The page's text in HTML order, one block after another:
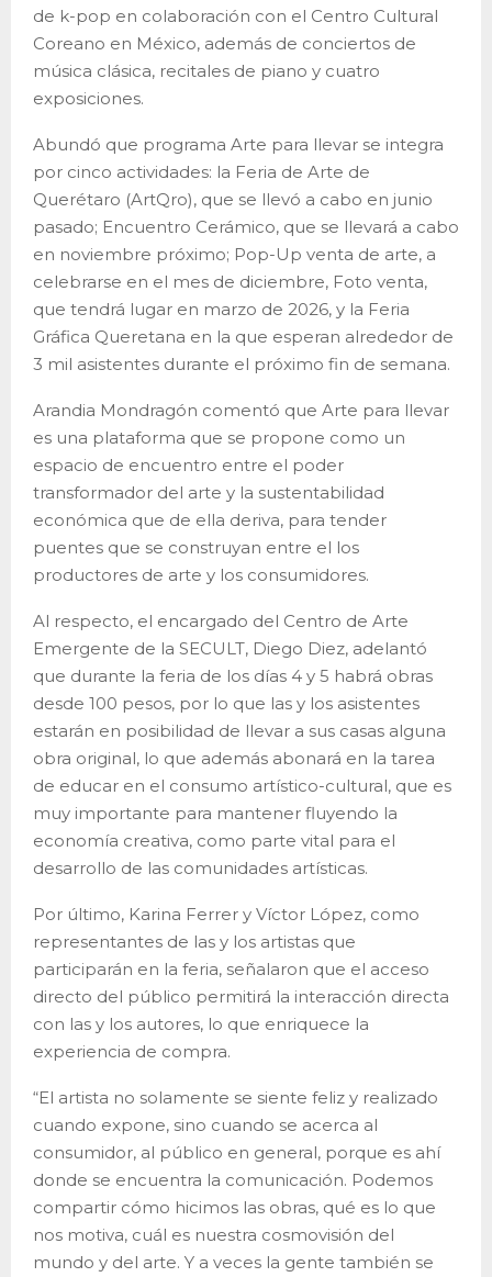
de k-pop en colaboración con el Centro Cultural
Coreano en México, además de conciertos de
música clásica, recitales de piano y cuatro
exposiciones.
Abundó que programa Arte para llevar se integra
por cinco actividades: la Feria de Arte de
Querétaro (ArtQro), que se llevó a cabo en junio
pasado; Encuentro Cerámico, que se llevará a cabo
en noviembre próximo; Pop-Up venta de arte, a
celebrarse en el mes de diciembre, Foto venta,
que tendrá lugar en marzo de 2026, y la Feria
Gráfica Queretana en la que esperan alrededor de
3 mil asistentes durante el próximo fin de semana.
Arandia Mondragón comentó que Arte para llevar
es una plataforma que se propone como un
espacio de encuentro entre el poder
transformador del arte y la sustentabilidad
económica que de ella deriva, para tender
puentes que se construyan entre el los
productores de arte y los consumidores.
Al respecto, el encargado del Centro de Arte
Emergente de la SECULT, Diego Diez, adelantó
que durante la feria de los días 4 y 5 habrá obras
desde 100 pesos, por lo que las y los asistentes
estarán en posibilidad de llevar a sus casas alguna
obra original, lo que además abonará en la tarea
de educar en el consumo artístico-cultural, que es
muy importante para mantener fluyendo la
economía creativa, como parte vital para el
desarrollo de las comunidades artísticas.
Por último, Karina Ferrer y Víctor López, como
representantes de las y los artistas que
participarán en la feria, señalaron que el acceso
directo del público permitirá la interacción directa
con las y los autores, lo que enriquece la
experiencia de compra.
“El artista no solamente se siente feliz y realizado
cuando expone, sino cuando se acerca al
consumidor, al público en general, porque es ahí
donde se encuentra la comunicación. Podemos
compartir cómo hicimos las obras, qué es lo que
nos motiva, cuál es nuestra cosmovisión del
mundo y del arte. Y a veces la gente también se